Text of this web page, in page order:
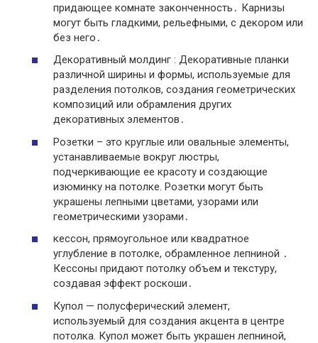
придающее комнате законченность․ Карнизы
могут быть гладкими, рельефными, с декором или
без него․
Декоративный молдинг : Декоративные планки
различной ширины и формы, используемые для
разделения потолков, создания геометрических
композиций или обрамления других
декоративных элементов․
Розетки – это круглые или овальные элементы,
устанавливаемые вокруг люстры,
подчеркивающие ее красоту и создающие
изюминку на потолке. Розетки могут быть
украшены лепными цветами, узорами или
геометрическими узорами․
кессон, прямоугольное или квадратное
углубление в потолке, обрамленное лепниной ․
Кессоны придают потолку объем и текстуру,
создавая эффект роскоши․
Купол — полусферический элемент,
используемый для создания акцента в центре
потолка. Купол может быть украшен лепниной,